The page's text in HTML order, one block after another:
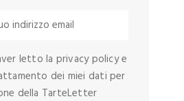
letto la privacy policy e
dei miei dati per
della TarteLetter